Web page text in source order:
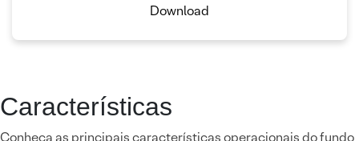
Download
Características